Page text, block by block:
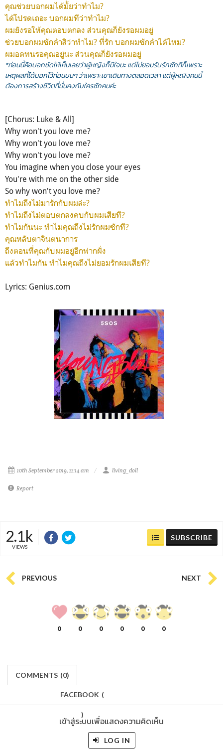
คุณช่วยบอกผมได้มั้ยว่าทำไม?
ได้โปรดเถอะ บอกผมทีว่าทำไม?
ผมยังรอให้คุณตอบตกลง ส่วนคุณก็ยังรอผมอยู่
ช่วยบอกผมซักคำสิว่าทำไม? ที่รัก บอกผมซักคำได้ไหม?
ผมอดทนรอคุณอยู่นะ ส่วนคุณก็ยังรอผมอยู่
*ท่อนนี้คือบอกชัดให้เห็นเลยว่าผู้หญิงก็มีใจนะ แต่ไม่ยอมรับรักซักทีก็เพราะ
เหตุผลที่ได้บอกไว้ท่อนบนๆ ว่าเพราะเขาเดินทางตลอดเวลา แต่ผู้หญิงคนนี้
ต้องการสร้างชีวิตที่มั่นคงกับใครซักคนค่ะ
[Chorus: Luke & All]
Why won't you love me?
Why won't you love me?
Why won't you love me?
You imagine when you close your eyes
You're with me on the other side
So why won't you love me?
ทำไมถึงไม่มารักกับผมล่ะ?
ทำไมถึงไม่ตอบตกลงคบกับผมเสียที?
ทำไมกันนะ ทำไมคุณถึงไม่รักผมซักที?
คุณหลับตาจินตนาการ
ถึงตอนที่คุณกับผมอยู่อีกฟากฝั่ง
แล้วทำไมกัน ทำไมคุณถึงไม่ยอมรักผมเสียที?
Lyrics: Genius.com
10th September 2019, 11:14 am living_doll
Report
2.1k
VIEWS
SUBSCRIBE
PREVIOUS NEXT
0 0 0 0 0 0
COMMENTS (0)
FACEBOOK (
)
เข้าสู่ระบบเพื่อแสดงความคิดเห็น
LOG IN